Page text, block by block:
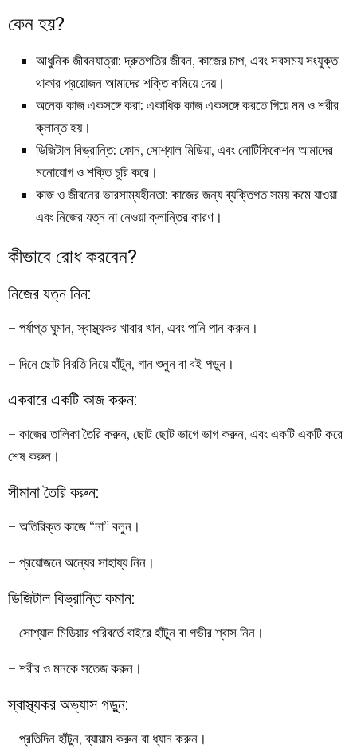
কেন হয়?
আধুনিক জীবনযাত্রা: দ্রুতগতির জীবন, কাজের চাপ, এবং সবসময় সংযুক্ত
থাকার প্রয়োজন আমাদের শক্তি কমিয়ে দেয়।
অনেক কাজ একসঙ্গে করা: একাধিক কাজ একসঙ্গে করতে গিয়ে মন ও শরীর
ক্লান্ত হয়।
ডিজিটাল বিভ্রান্তি: ফোন, সোশ্যাল মিডিয়া, এবং নোটিফিকেশন আমাদের
মনোযোগ ও শক্তি চুরি করে।
কাজ ও জীবনের ভারসাম্যহীনতা: কাজের জন্য ব্যক্তিগত সময় কমে যাওয়া
এবং নিজের যত্ন না নেওয়া ক্লান্তির কারণ।
কীভাবে রোধ করবেন?
নিজের যত্ন নিন:
– পর্যাপ্ত ঘুমান, স্বাস্থ্যকর খাবার খান, এবং পানি পান করুন।
– দিনে ছোট বিরতি নিয়ে হাঁটুন, গান শুনুন বা বই পড়ুন।
একবারে একটি কাজ করুন:
– কাজের তালিকা তৈরি করুন, ছোট ছোট ভাগে ভাগ করুন, এবং একটি একটি করে
শেষ করুন।
সীমানা তৈরি করুন:
– অতিরিক্ত কাজে “না” বলুন।
– প্রয়োজনে অন্যের সাহায্য নিন।
ডিজিটাল বিভ্রান্তি কমান:
– সোশ্যাল মিডিয়ার পরিবর্তে বাইরে হাঁটুন বা গভীর শ্বাস নিন।
– শরীর ও মনকে সতেজ করুন।
স্বাস্থ্যকর অভ্যাস গড়ুন:
– প্রতিদিন হাঁটুন, ব্যায়াম করুন বা ধ্যান করুন।